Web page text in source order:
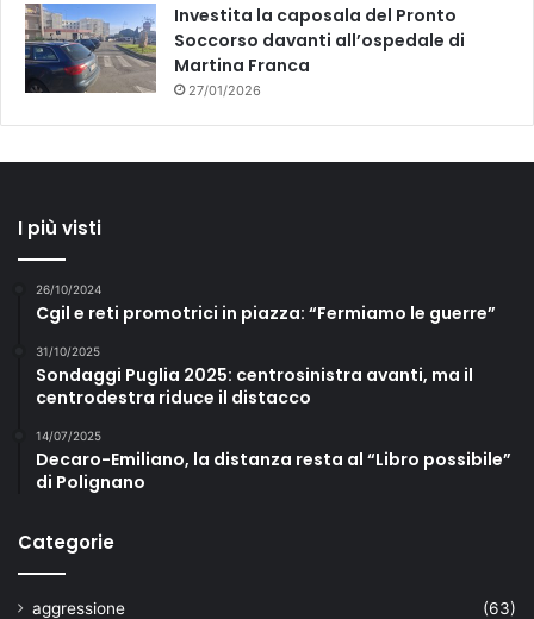
Investita la caposala del Pronto
Soccorso davanti all’ospedale di
Martina Franca
27/01/2026
I più visti
26/10/2024
Cgil e reti promotrici in piazza: “Fermiamo le guerre”
31/10/2025
Sondaggi Puglia 2025: centrosinistra avanti, ma il
centrodestra riduce il distacco
14/07/2025
Decaro-Emiliano, la distanza resta al “Libro possibile”
di Polignano
Categorie
aggressione
(63)